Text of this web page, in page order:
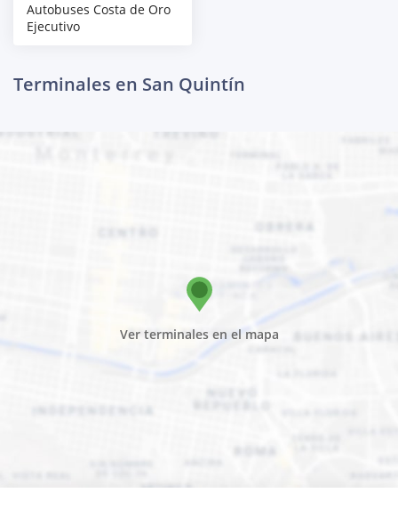
Autobuses Costa de Oro
Ejecutivo
Terminales en San Quintín
Ver terminales en el mapa